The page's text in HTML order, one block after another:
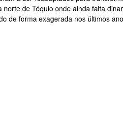
de Tóquio onde ainda falta
de forma exagerada nos últimos